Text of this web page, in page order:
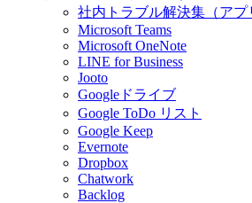
社内トラブル解決集（アプ
Microsoft Teams
Microsoft OneNote
LINE for Business
Jooto
Googleドライブ
Google ToDo リスト
Google Keep
Evernote
Dropbox
Chatwork
Backlog